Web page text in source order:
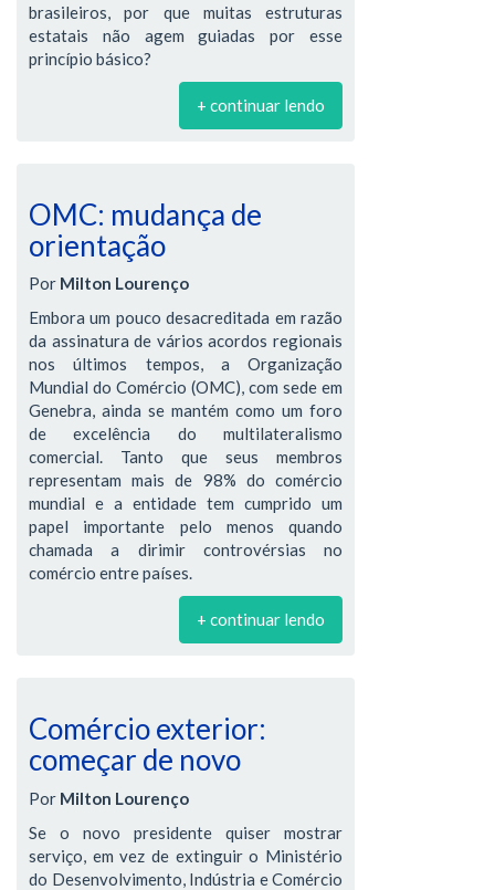
brasileiros, por que muitas estruturas
estatais não agem guiadas por esse
princípio básico?
+ continuar lendo
OMC: mudança de
orientação
Por Milton Lourenço
Embora um pouco desacreditada em razão
da assinatura de vários acordos regionais
nos últimos tempos, a Organização
Mundial do Comércio (OMC), com sede em
Genebra, ainda se mantém como um foro
de excelência do multilateralismo
comercial. Tanto que seus membros
representam mais de 98% do comércio
mundial e a entidade tem cumprido um
papel importante pelo menos quando
chamada a dirimir controvérsias no
comércio entre países.
+ continuar lendo
Comércio exterior:
começar de novo
Por Milton Lourenço
Se o novo presidente quiser mostrar
serviço, em vez de extinguir o Ministério
do Desenvolvimento, Indústria e Comércio